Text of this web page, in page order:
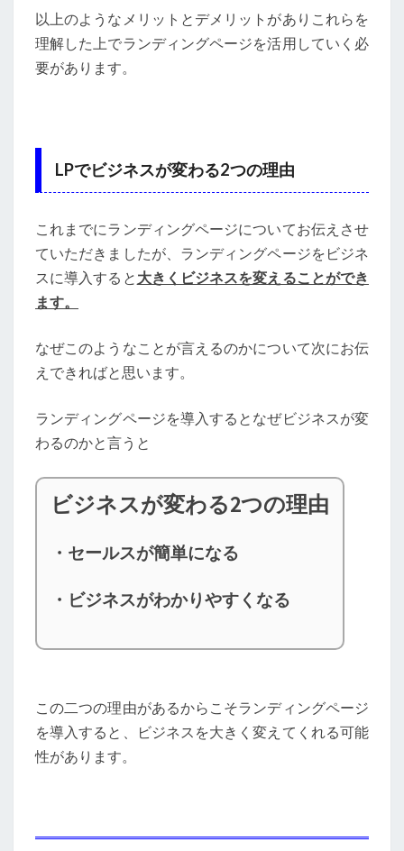
以上のようなメリットとデメリットがありこれらを
理解した上でランディングページを活用していく必
要があります。
LPでビジネスが変わる2つの理由
これまでにランディングページについてお伝えさせ
ていただきましたが、ランディングページをビジネ
スに導入すると 大きくビジネスを変えることができ
ます。
なぜこのようなことが言えるのかについて次にお伝
えできればと思います。
ランディングページを導入するとなぜビジネスが変
わるのかと言うと
ビジネスが変わる2つの理由
・セールスが簡単になる
・ビジネスがわかりやすくなる
この二つの理由があるからこそランディングページ
を導入すると、ビジネスを大きく変えてくれる可能
性があります。